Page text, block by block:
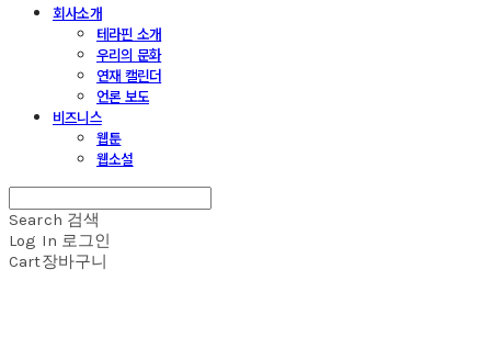
회사소개
테라핀 소개
우리의 문화
연재 캘린더
언론 보도
비즈니스
웹툰
웹소설
Search 검색
Log In 로그인
Cart장바구니